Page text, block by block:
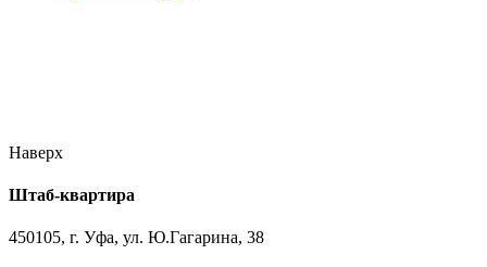
Наверх
Штаб-квартира
450105, г. Уфа, ул. Ю.Гагарина, 38